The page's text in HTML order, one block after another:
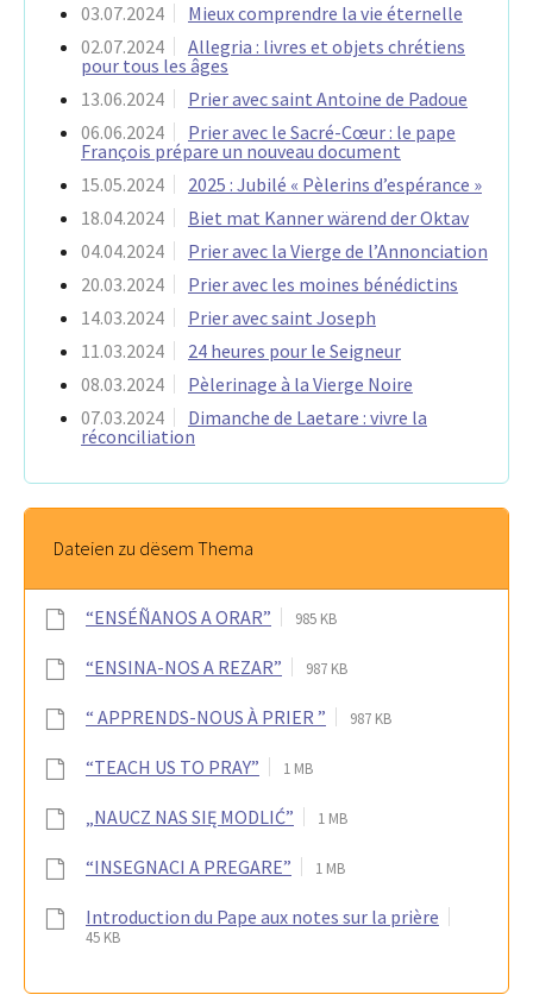
03.07.2024
Mieux comprendre la vie éternelle
02.07.2024
Allegria : livres et objets chrétiens
pour tous les âges
13.06.2024
Prier avec saint Antoine de Padoue
06.06.2024
Prier avec le Sacré-Cœur : le pape
François prépare un nouveau document
15.05.2024
2025 : Jubilé « Pèlerins d’espérance »
18.04.2024
Biet mat Kanner wärend der Oktav
04.04.2024
Prier avec la Vierge de l’Annonciation
20.03.2024
Prier avec les moines bénédictins
14.03.2024
Prier avec saint Joseph
11.03.2024
24 heures pour le Seigneur
08.03.2024
Pèlerinage à la Vierge Noire
07.03.2024
Dimanche de Laetare : vivre la
réconciliation
Dateien zu dësem Thema
“ENSÉÑANOS A ORAR” 985 KB
“ENSINA-NOS A REZAR” 987 KB
“ APPRENDS-NOUS À PRIER ” 987 KB
“TEACH US TO PRAY” 1 MB
„NAUCZ NAS SIĘ MODLIĆ” 1 MB
“INSEGNACI A PREGARE” 1 MB
Introduction du Pape aux notes sur la prière
45 KB